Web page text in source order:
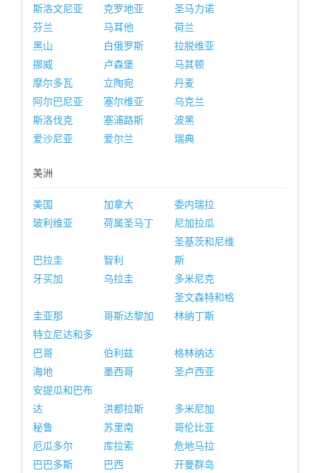
斯洛文尼亚
克罗地亚
圣马力诺
芬兰
马耳他
荷兰
黑山
白俄罗斯
拉脱维亚
挪威
卢森堡
马其顿
摩尔多瓦
立陶宛
丹麦
阿尔巴尼亚
塞尔维亚
乌克兰
斯洛伐克
塞浦路斯
波黑
爱沙尼亚
爱尔兰 瑞典
美洲
美国 加拿大
委内瑞拉
玻利维亚
荷属圣马丁 尼加拉瓜
巴拉圭 智利
圣基茨和尼维
斯
牙买加
乌拉圭 多米尼克
圭亚那 哥斯达黎加
圣文森特和格
林纳丁斯
特立尼达和多
巴哥
伯利兹
格林纳达
海地
墨西哥
圣卢西亚
安提瓜和巴布
达
洪都拉斯
多米尼加
秘鲁
苏里南
哥伦比亚
厄瓜多尔
库拉索
危地马拉
巴巴多斯
巴西
开曼群岛